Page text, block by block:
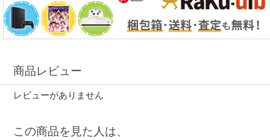
商品レビュー
レビューがありません
この商品を見た人は、